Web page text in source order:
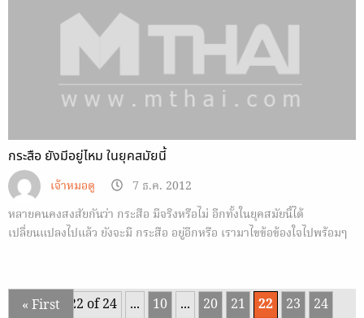
กระสือ ยังมีอยู่ไหม ในยุคสมัยนี้
เจ้าหมอดู
7 ธ.ค. 2012
หลายคนคงสงสัยกันว่า กระสือ มีจริงหรือไม่ อีกทั้งในยุคสมัยนี้ได้
เปลี่ยนแปลงไปแล้ว ยังจะมี กระสือ อยู่อีกหรือ เรามาไขข้อข้องใจไปพร้อมๆ
Page 22 of 24
« First ... 10 ... 20 21 22 23 24